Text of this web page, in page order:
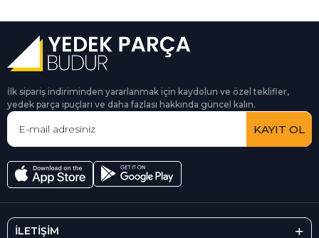
İlk sipariş indiriminden yararlanmak için kaydolun ve özel teklifler,
yedek parça ipuçları ve daha fazlası hakkında güncel kalın.
KAYIT OL
İLETİŞİM